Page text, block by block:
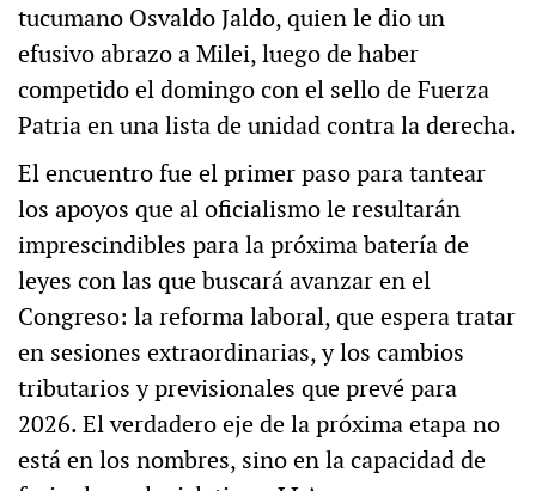
tucumano Osvaldo Jaldo, quien le dio un
efusivo abrazo a Milei, luego de haber
competido el domingo con el sello de Fuerza
Patria en una lista de unidad contra la derecha.
El encuentro fue el primer paso para tantear
los apoyos que al oficialismo le resultarán
imprescindibles para la próxima batería de
leyes con las que buscará avanzar en el
Congreso: la reforma laboral, que espera tratar
en sesiones extraordinarias, y los cambios
tributarios y previsionales que prevé para
2026. El verdadero eje de la próxima etapa no
está en los nombres, sino en la capacidad de